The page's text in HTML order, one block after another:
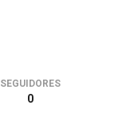
SEGUIDORES
0